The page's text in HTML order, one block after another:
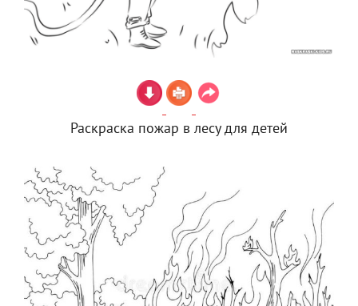
Раскраска пожар в лесу для детей